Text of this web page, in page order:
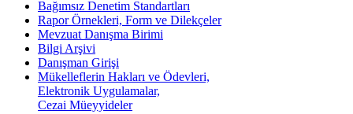
Bağımsız Denetim Standartları
Rapor Örnekleri, Form ve Dilekçeler
Mevzuat Danışma Birimi
Bilgi Arşivi
Danışman Girişi
Mükelleflerin Hakları ve Ödevleri,
Elektronik Uygulamalar,
Cezai Müeyyideler